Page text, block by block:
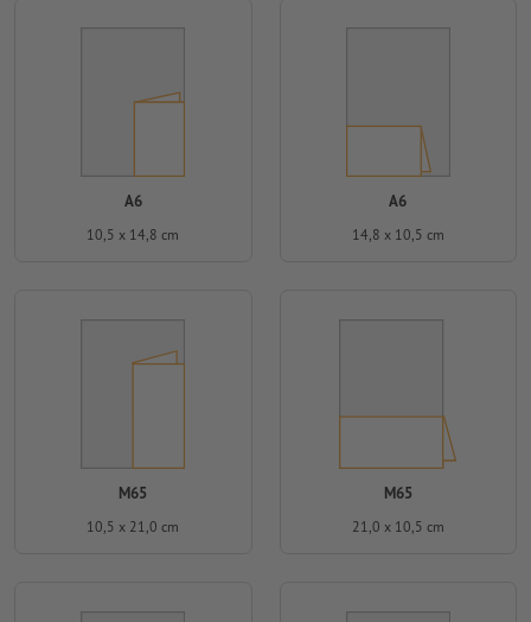
A6
10,5 x 14,8 cm
A6
14,8 x 10,5 cm
M65
10,5 x 21,0 cm
M65
21,0 x 10,5 cm